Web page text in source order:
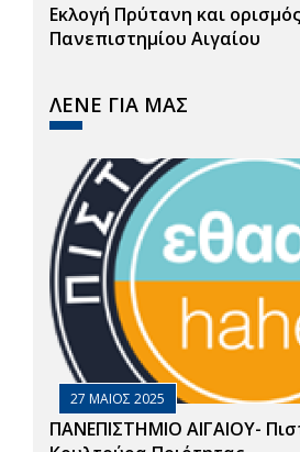
Εκλογή Πρύτανη και
Πανεπιστημίου Αιγαίου
ΛΕΝΕ ΓΙΑ ΜΑΣ
27 ΜΑΙΟΣ 2025
ΠΑΝΕΠΙΣΤΗΜΙΟ ΑΙΓΑΙΟΥ-